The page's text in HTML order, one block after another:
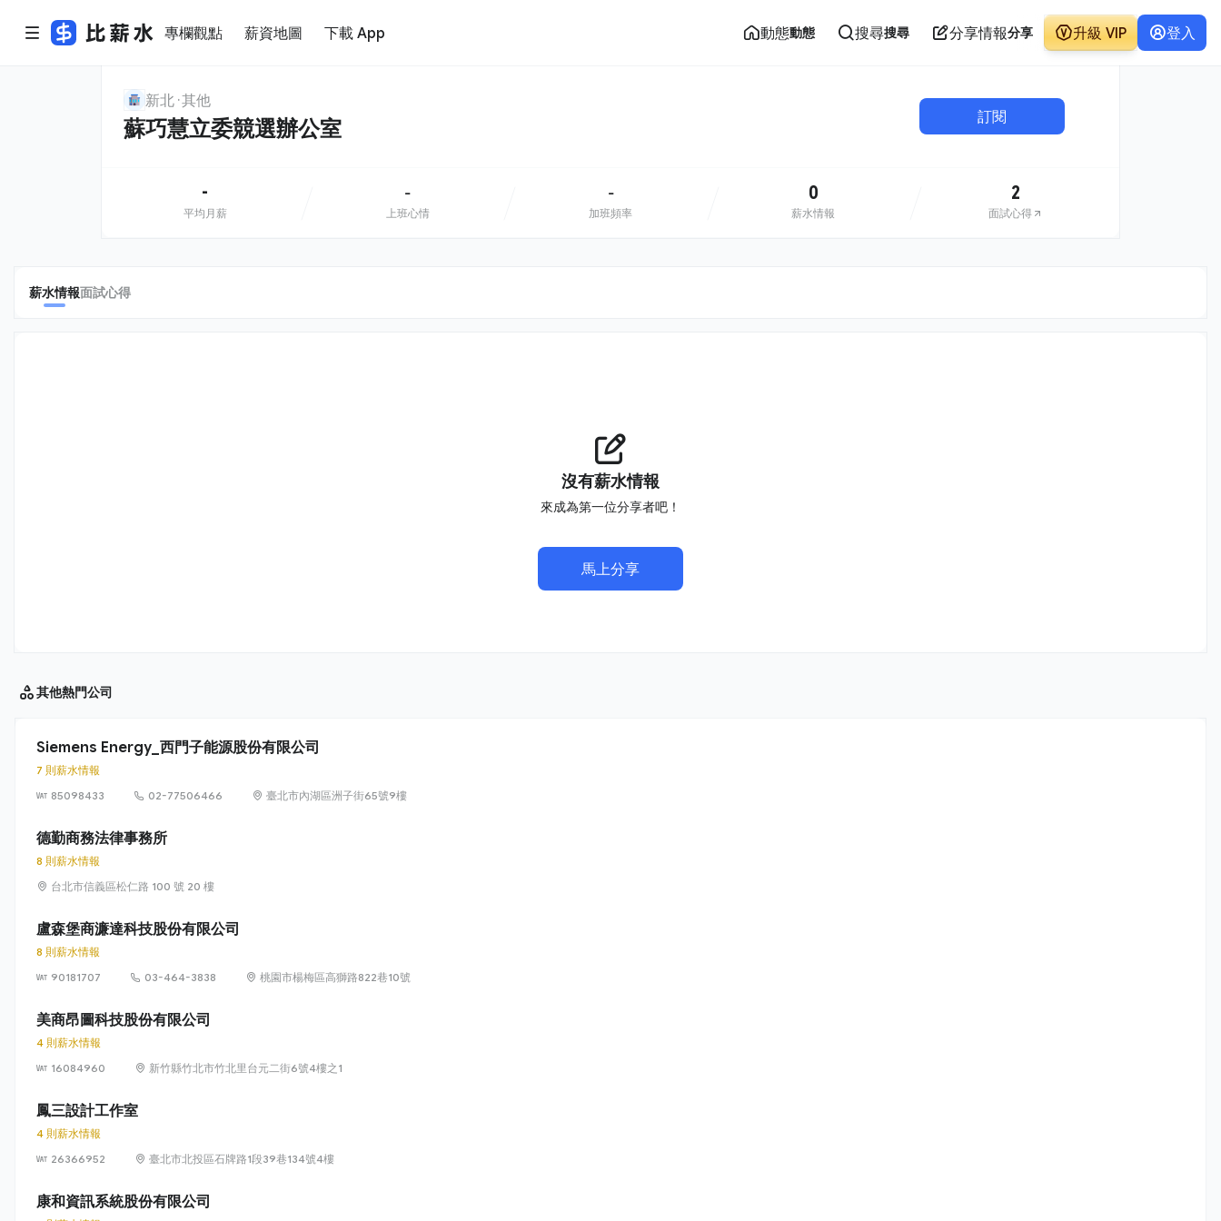
專欄觀點 薪資地圖 下載 App 動態動態 搜尋搜尋 分享情報分享 升級 VIP 登入
新北 其他
蘇巧慧立委競選辦公室 訂閱
-
平均月薪
-
上班心情
-
加班頻率
0
薪水情報
2
面試心得
薪水情報面試心得
沒有薪水情報
來成為第一位分享者吧！
馬上分享
其他熱門公司
Siemens Energy_西門子能源股份有限公司
7 則薪水情報
85098433
02-77506466 臺北市內湖區洲子街65號9樓
德勤商務法律事務所
8 則薪水情報
台北市信義區松仁路 100 號 20 樓
盧森堡商濂達科技股份有限公司
8 則薪水情報
90181707
03-464-3838 桃園市楊梅區高獅路822巷10號
美商昂圖科技股份有限公司
4 則薪水情報
16084960
新竹縣竹北市竹北里台元二街6號4樓之1
鳳三設計工作室
4 則薪水情報
26366952
臺北市北投區石牌路1段39巷134號4樓
康和資訊系統股份有限公司